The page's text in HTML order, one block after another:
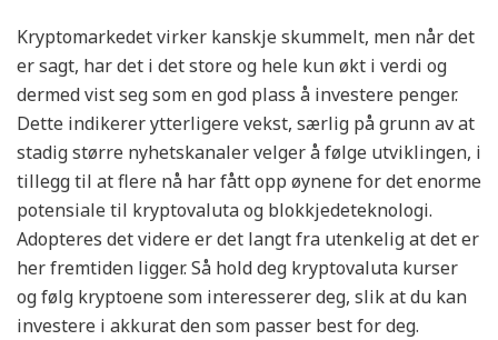
Kryptomarkedet virker kanskje skummelt, men når det
er sagt, har det i det store og hele kun økt i verdi og
dermed vist seg som en god plass å investere penger.
Dette indikerer ytterligere vekst, særlig på grunn av at
stadig større nyhetskanaler velger å følge utviklingen, i
tillegg til at flere nå har fått opp øynene for det enorme
potensiale til kryptovaluta og blokkjedeteknologi.
Adopteres det videre er det langt fra utenkelig at det er
her fremtiden ligger. Så hold deg kryptovaluta kurser
og følg kryptoene som interesserer deg, slik at du kan
investere i akkurat den som passer best for deg.